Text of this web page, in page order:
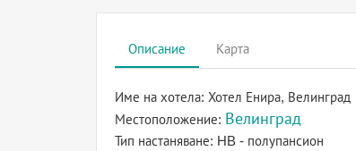
Описание Карта
Име на хотела: Хотел Енира, Велинград
Местоположение: Велинград
Тип настаняване: HB - полупансион